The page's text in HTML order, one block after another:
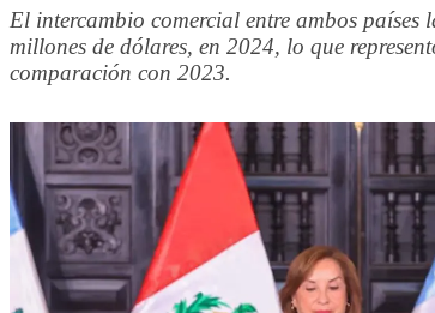
El intercambio comercial entre ambos
millones de dólares, en 2024, lo que
comparación con 2023.